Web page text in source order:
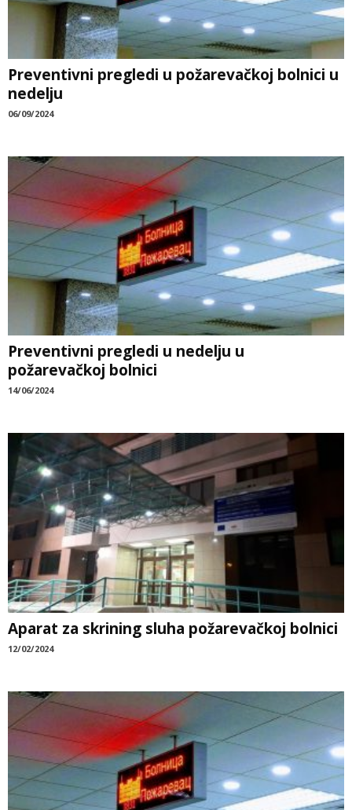
Preventivni pregledi u požarevačkoj bolnici u
nedelju
06/09/2024
Preventivni pregledi u nedelju u
požarevačkoj bolnici
14/06/2024
Aparat za skrining sluha požarevačkoj bolnici
12/02/2024